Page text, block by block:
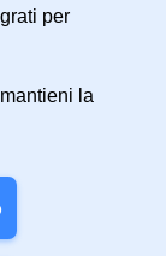
per
la